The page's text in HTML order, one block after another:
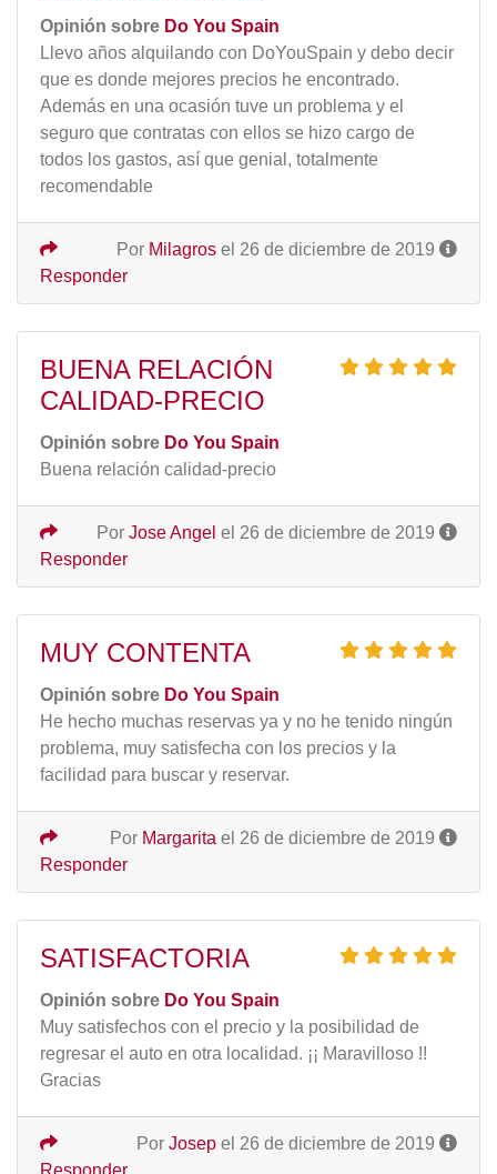
Opinión sobre Do You Spain
Llevo años alquilando con DoYouSpain y debo decir
que es donde mejores precios he encontrado.
Además en una ocasión tuve un problema y el
seguro que contratas con ellos se hizo cargo de
todos los gastos, así que genial, totalmente
recomendable
Por Milagros el 26 de diciembre de 2019
Responder
BUENA RELACIÓN
CALIDAD-PRECIO
Opinión sobre Do You Spain
Buena relación calidad-precio
Por Jose Angel el 26 de diciembre de 2019
Responder
MUY CONTENTA
Opinión sobre Do You Spain
He hecho muchas reservas ya y no he tenido ningún
problema, muy satisfecha con los precios y la
facilidad para buscar y reservar.
Por Margarita el 26 de diciembre de 2019
Responder
SATISFACTORIA
Opinión sobre Do You Spain
Muy satisfechos con el precio y la posibilidad de
regresar el auto en otra localidad. ¡¡ Maravilloso !!
Gracias
Por Josep el 26 de diciembre de 2019
Responder